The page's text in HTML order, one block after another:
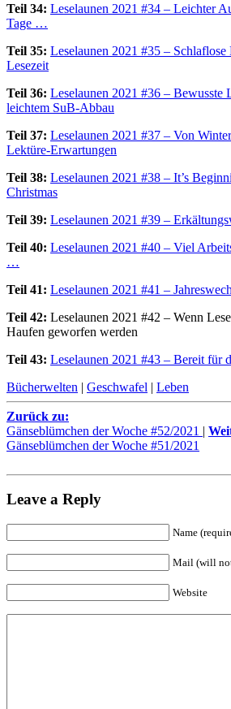
Teil 34: Leselaunen 2021 #34 – Leichter
Tage …
Teil 35: Leselaunen 2021 #35 – Schlaflose
Lesezeit
Teil 36: Leselaunen 2021 #36 – Bewusste
leichtem SuB-Abbau
Teil 37: Leselaunen 2021 #37 – Von
Lektüre-Erwartungen
Teil 38: Leselaunen 2021 #38 – It’s
Christmas
Teil 39: Leselaunen 2021 #39 –
Teil 40: Leselaunen 2021 #40 – Viel
…
Teil 41: Leselaunen 2021 #41 –
Teil 42: Leselaunen 2021 #42 – Wenn
Haufen geworfen werden
Teil 43: Leselaunen 2021 #43 – Bereit für
Bücherwelten | Geschwafel | Leben
Zurück zu:
Gänseblümchen der Woche #52/2021 |
Gänseblümchen der Woche #51/2021
Leave a Reply
Name
Mail (will
Website